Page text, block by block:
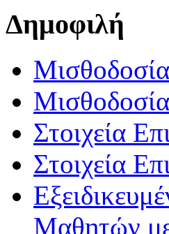
Δημοφιλή
Στοιχεία
Στοιχεία
Μαθητών με